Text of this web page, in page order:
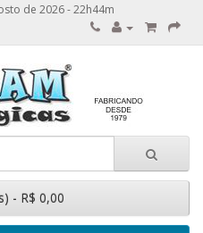
de 2026 - 22h44m
- R$ 0,00